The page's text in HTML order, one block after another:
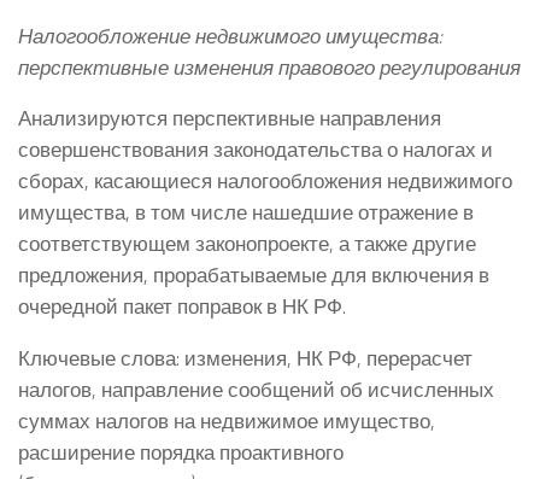
Налогообложение недвижимого имущества:
перспективные изменения правового регулирования
Анализируются перспективные направления
совершенствования законодательства о налогах и
сборах, касающиеся налогообложения недвижимого
имущества, в том числе нашедшие отражение в
соответствующем законопроекте, а также другие
предложения, прорабатываемые для включения в
очередной пакет поправок в НК РФ.
Ключевые слова: изменения, НК РФ, перерасчет
налогов, направление сообщений об исчисленных
суммах налогов на недвижимое имущество,
расширение порядка проактивного